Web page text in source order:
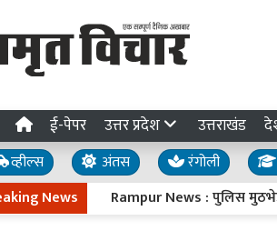
ई-पेपर उत्तर प्रदेश उत्तराखंड
व्हील्स अंतस रंगोली
NewsRampur News : पुलिस मुठभेड़ में